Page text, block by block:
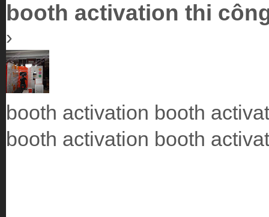
booth activation thi
›
booth activation booth
booth activation booth